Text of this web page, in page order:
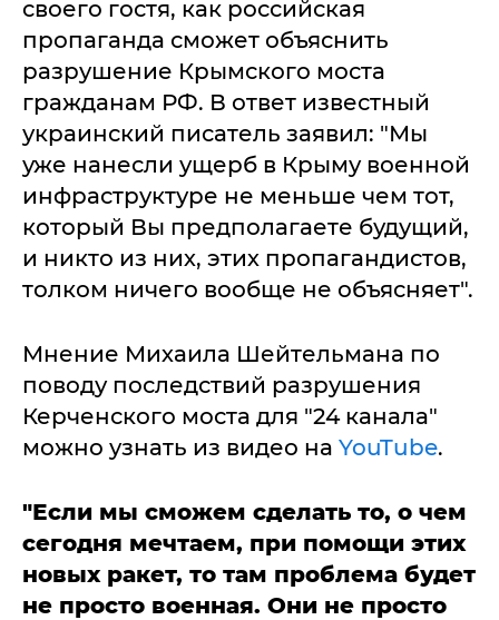
своего гостя, как российская
пропаганда сможет объяснить
разрушение Крымского моста
гражданам РФ. В ответ известный
украинский писатель заявил: "Мы
уже нанесли ущерб в Крыму военной
инфраструктуре не меньше чем тот,
который Вы предполагаете будущий,
и никто из них, этих пропагандистов,
толком ничего вообще не объясняет".
Мнение Михаила Шейтельмана по
поводу последствий разрушения
Керченского моста для "24 канала"
можно узнать из видео на YouTube.
"Если мы сможем сделать то, о чем
сегодня мечтаем, при помощи этих
новых ракет, то там проблема будет
не просто военная. Они не просто